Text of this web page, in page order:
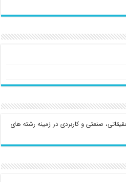
صنعتی و کاربردی در زمینه رشته های